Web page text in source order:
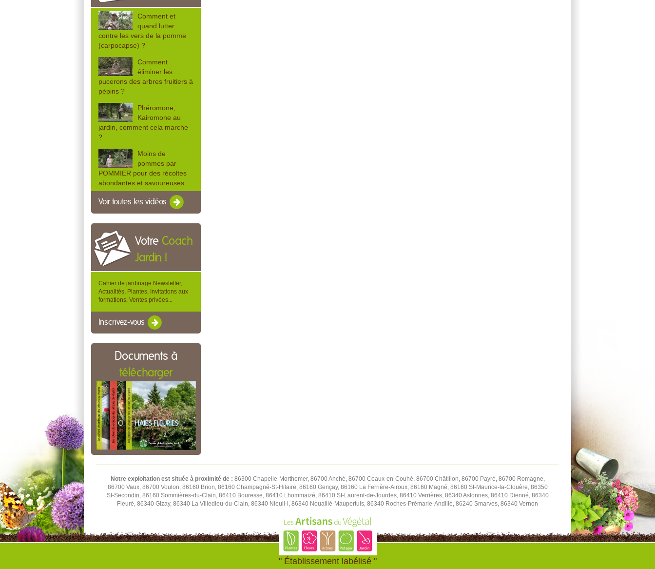
Comment et
quand lutter
contre les vers de la pomme
(carpocapse) ?
Comment
éliminer les
pucerons des arbres fruitiers à
pépins ?
Phéromone,
Kairomone au
jardin, comment cela marche
?
Moins de
pommes par
POMMIER pour des récoltes
abondantes et savoureuses
Voir toutes les vidéos
Votre Coach
Jardin !
Cahier de jardinage Newsletter,
Actualités, Plantes, Invitations aux
formations, Ventes privées...
Inscrivez-vous
Documents à
télécharger
Notre exploitation est située à proximité de : 86300 Chapelle-Morthemer, 86700 Anché, 86700 Ceaux-en-Couhé, 86700 Châtillon, 86700 Payré, 86700 Romagne,
86700 Vaux, 86700 Voulon, 86160 Brion, 86160 Champagné-St-Hilaire, 86160 Gençay, 86160 La Ferrière-Airoux, 86160 Magné, 86160 St-Maurice-la-Clouère, 86350
St-Secondin, 86160 Sommières-du-Clain, 86410 Bouresse, 86410 Lhommaizé, 86410 St-Laurent-de-Jourdes, 86410 Verrières, 86340 Aslonnes, 86410 Dienné, 86340
Fleuré, 86340 Gizay, 86340 La Villedieu-du-Clain, 86340 Nieuil-l, 86340 Nouaillé-Maupertuis, 86340 Roches-Prémarie-Andillé, 86240 Smarves, 86340 Vernon
" Établissement labélisé "